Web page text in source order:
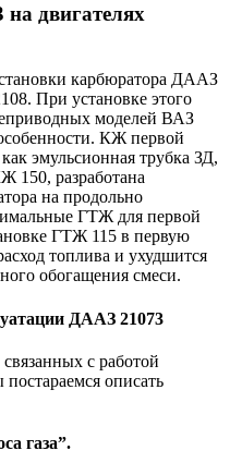
двигателях
карбюратора ДААЗ
При установке этого
моделей ВАЗ
КЖ первой
эмульсионная трубка ЗД,
150, разработана
на продольно
ГТЖ для первой
ГТЖ 115 в первую
топлива и ухудшится
обогащения смеси.
ДААЗ 21073
с работой
описать
газа”.